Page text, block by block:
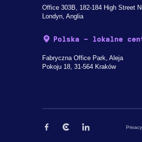
Office 303B, 182-184 High Street
Londyn, Anglia
Polska - lokalne
Fabryczna Office Park, Aleja
Pokoju 18, 31-564 Kraków